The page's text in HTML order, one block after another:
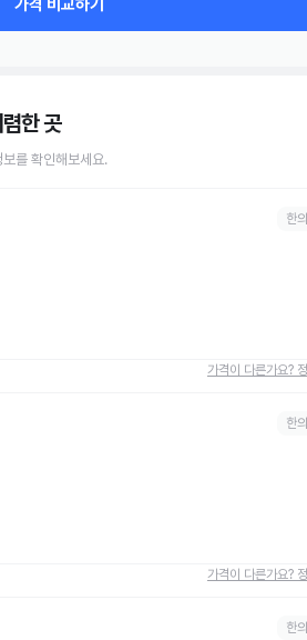
한 곳
보를 확인해보세요.
한
가격이 다른가요?
한
가격이 다른가요?
한